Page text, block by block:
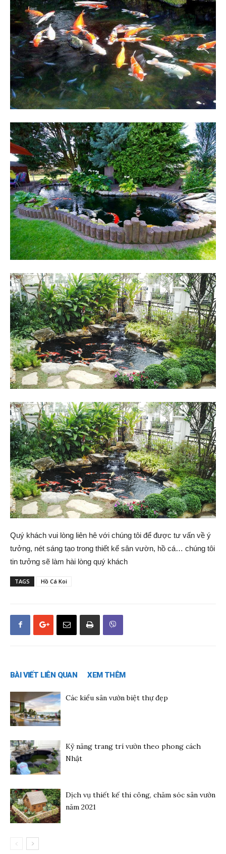
Quý khách vui lòng liên hê với chúng tôi để được tư vấn về ý
tưởng, nét sáng tạo trong thiết kế sân vườn, hồ cá… chúng tôi
tin tưởng sẽ làm hài lòng quý khách
TAGS Hồ Cá Koi
BÀI VIẾT LIÊN QUAN XEM THÊM
Các kiểu sân vườn biệt thự đẹp
Kỹ năng trang trí vườn theo phong cách
Nhật
Dịch vụ thiết kế thi công, chăm sóc sân vườn
năm 2021